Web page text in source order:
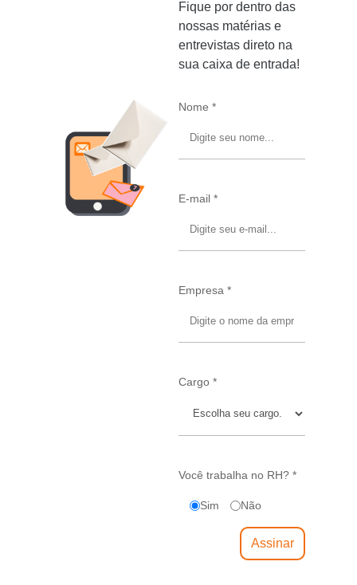
Fique por dentro das
nossas matérias e
entrevistas direto na
sua caixa de entrada!
Nome *
E-mail *
Empresa *
Cargo *
Você trabalha no RH? *
Sim Não